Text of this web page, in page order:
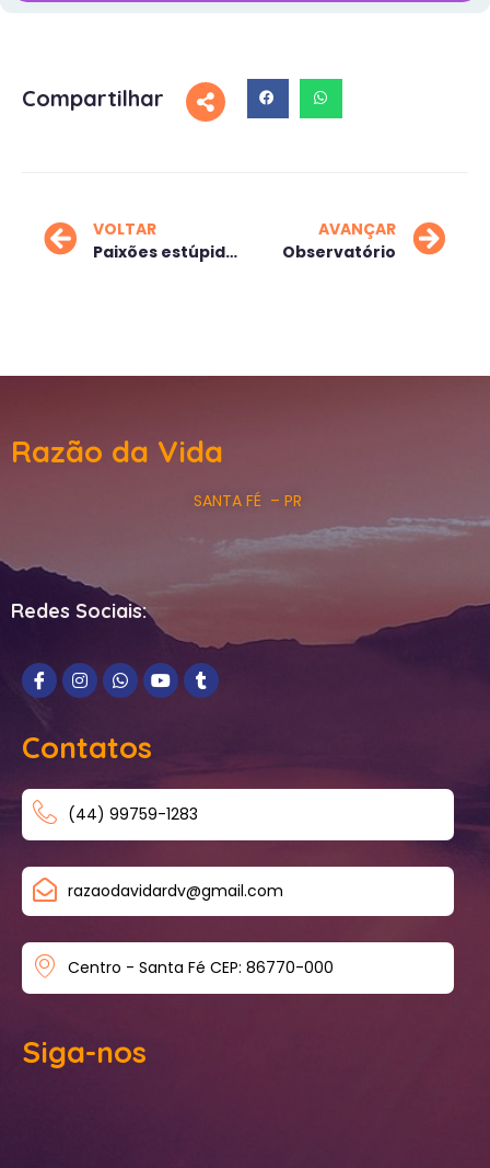
Compartilhar
VOLTAR
Paixões estúpidas
AVANÇAR
Observatório
Razão da Vida
SANTA FÉ – PR
Redes Sociais:
Contatos
(44) 99759-1283
razaodavidardv@gmail.com
Centro - Santa Fé CEP: 86770-000
Siga-nos